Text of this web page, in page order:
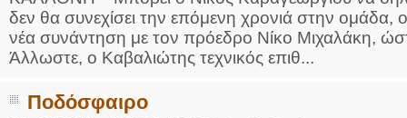
δεν θα συνεχίσει την επόμενη χρονιά στην
νέα συνάντηση με τον πρόεδρο Νίκο Μιχαλάκη,
Άλλωστε, ο Καβαλιώτης τεχνικός επιθ...
Ποδόσφαιρο